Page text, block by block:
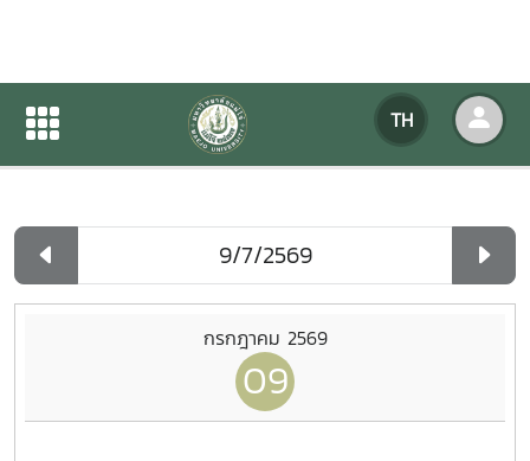
TH
ปฏิทินกิจกรรมของหน่วยงาน
ปฏิทินกิจกรรมของหน่วยงาน
กรกฎาคม 2569
09